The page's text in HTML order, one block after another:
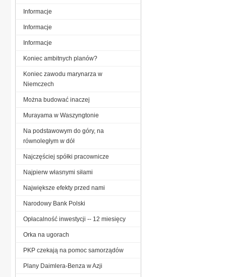
Informacje
Informacje
Informacje
Koniec ambitnych planów?
Koniec zawodu marynarza w
Niemczech
Można budować inaczej
Murayama w Waszyngtonie
Na podstawowym do góry, na
równoległym w dół
Najczęściej spółki pracownicze
Najpierw własnymi siłami
Największe efekty przed nami
Narodowy Bank Polski
Opłacalność inwestycji -- 12 miesięcy
Orka na ugorach
PKP czekają na pomoc samorządów
Plany Daimlera-Benza w Azji